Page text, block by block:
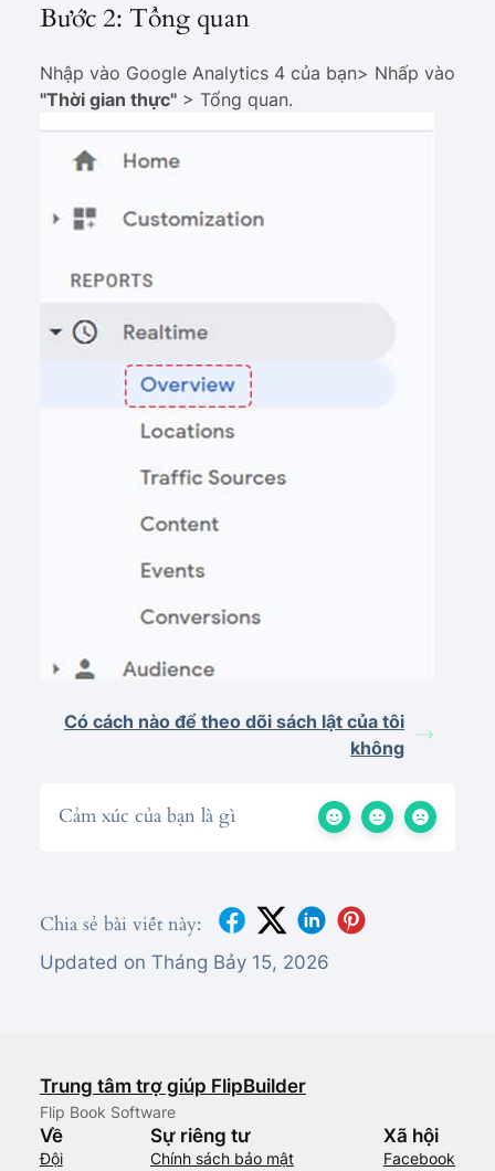
Bước 2: Tổng quan
Nhập vào Google Analytics 4 của bạn> Nhấp vào
"Thời gian thực"> Tổng quan.
Có cách nào để theo dõi sách lật của tôi
không
Cảm xúc của bạn là gì
Chia sẻ bài viết này:
Updated on Tháng Bảy 15, 2026
Trung tâm trợ giúp FlipBuilder
Flip Book Software
Về
Đội
Sự riêng tư
Chính sách bảo mật
Xã hội
Facebook